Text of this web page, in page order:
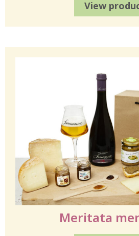
View
Meritata